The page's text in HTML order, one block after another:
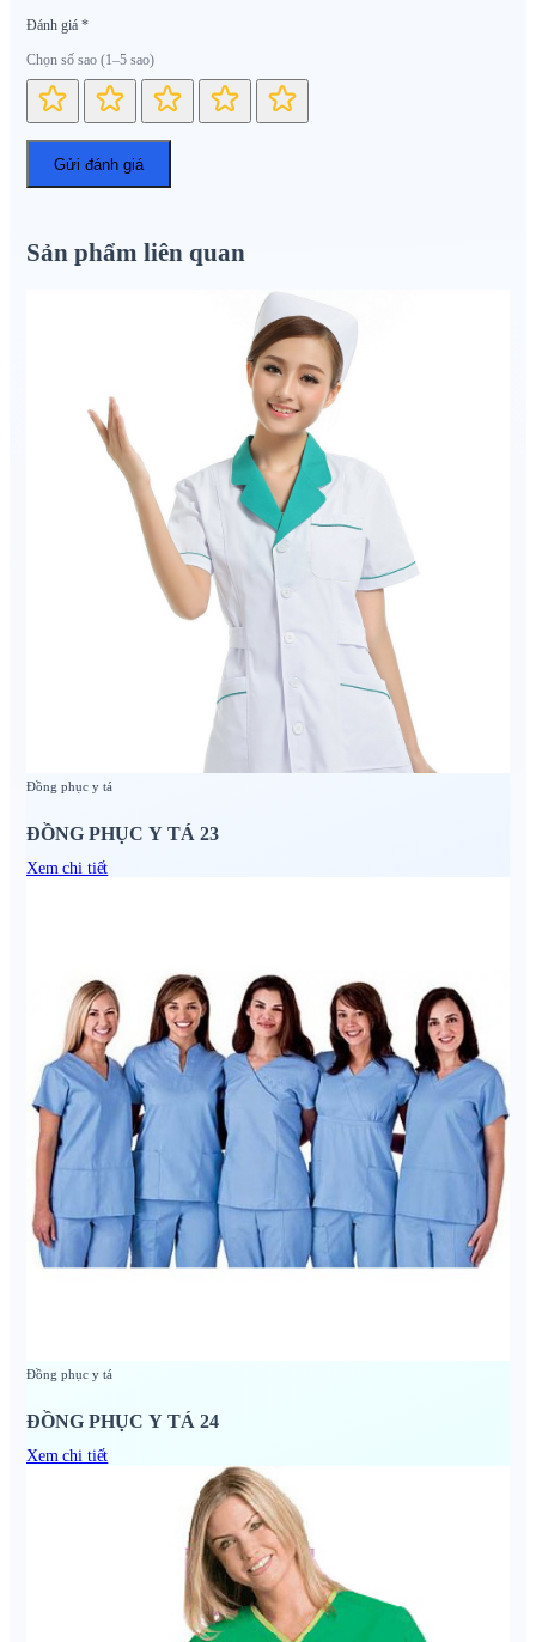
Đánh giá *
Chọn số sao (1–5 sao)
Sản phẩm liên quan
Đồng phục y tá
ĐỒNG PHỤC Y TÁ 23
Xem chi tiết
Đồng phục y tá
ĐỒNG PHỤC Y TÁ 24
Xem chi tiết